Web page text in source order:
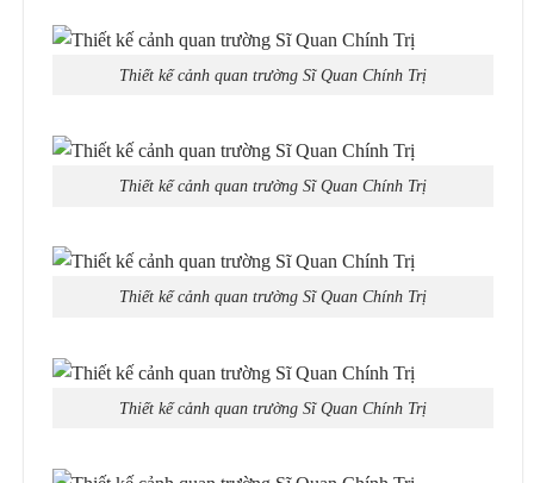
Thiết kế cảnh quan trường Sĩ Quan Chính Trị
Thiết kế cảnh quan trường Sĩ Quan Chính Trị
Thiết kế cảnh quan trường Sĩ Quan Chính Trị
Thiết kế cảnh quan trường Sĩ Quan Chính Trị